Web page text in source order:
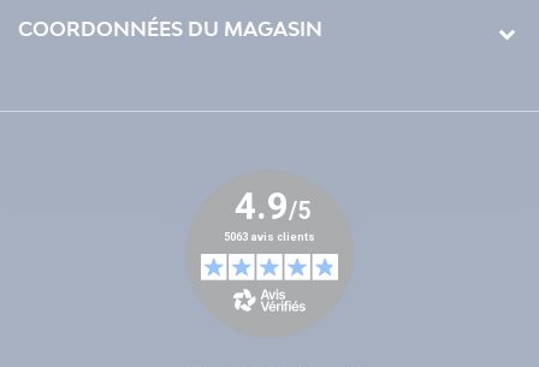
COORDONNÉES DU MAGASIN